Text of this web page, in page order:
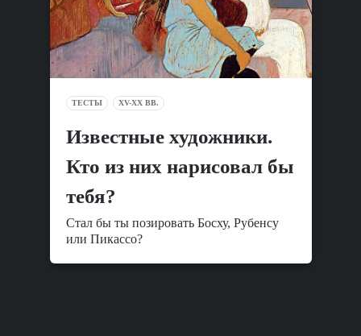
ТЕСТЫ XV-XX ВВ.
Известные художники.
Кто из них нарисовал бы
тебя?
Стал бы ты позировать Босху, Рубенсу
или Пикассо?